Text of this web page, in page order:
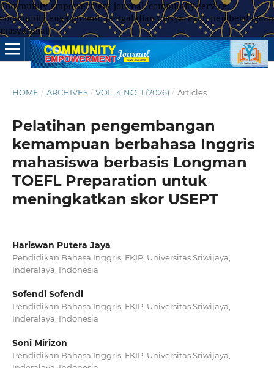
Community empowerment journal, community service,
community engagement, pengabdian masyarakat, pemberdayaan
masyarakat
HOME / ARCHIVES / VOL. 4 NO. 1 (2026) / Articles
Pelatihan pengembangan
kemampuan berbahasa Inggris
mahasiswa berbasis Longman
TOEFL Preparation untuk
meningkatkan skor USEPT
Hariswan Putera Jaya
Pendidikan Bahasa Inggris, FKIP, Universitas Sriwijaya,
Inderalaya, Indonesia
Sofendi Sofendi
Pendidikan Bahasa Inggris, FKIP, Universitas Sriwijaya,
Inderalaya, Indonesia
Soni Mirizon
Pendidikan Bahasa Inggris, FKIP, Universitas Sriwijaya,